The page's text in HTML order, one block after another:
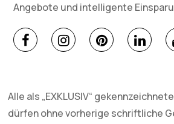
Angebote und intelligente
Alle als „EXKLUSIV“
dürfen ohne vorherige schriftliche